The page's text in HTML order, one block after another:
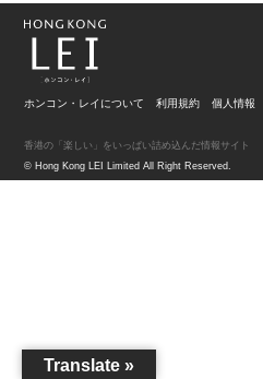
ホンコン・レイについて 利用規約 個人情報
© Hong Kong LEI Limited All Right Reserved.
香港の「楽しい」をいっぱい詰め込んだ情報サイト
Translate »